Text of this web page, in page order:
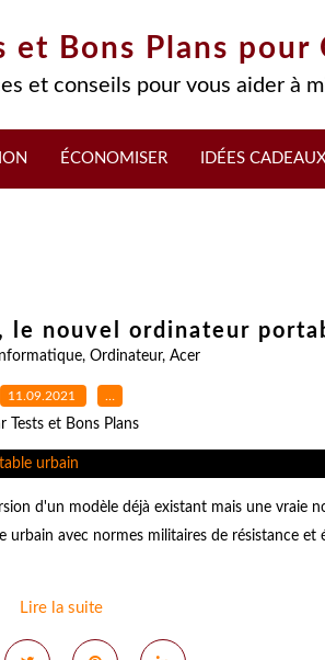
et Bons Plans pour
et conseils pour vous aider à
ÉCONOMISER IDÉES
le nouvel ordinateur
Informatique, Ordinateur, Acer
11.09.2021 …
Tests et Bons Plans
d'un modèle déjà existant mais une vraie
avec normes militaires de résistance et
Lire la suite